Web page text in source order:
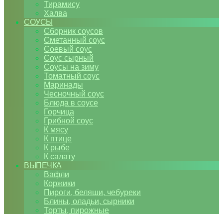
Тирамису
Халва
СОУСЫ
Сборник соусов
Сметанный соус
Соевый соус
Соус сырный
Соусы на зиму
Томатный соус
Маринады
Чесночный соус
Блюда в соусе
Горчица
Грибной соус
К мясу
К птице
К рыбе
К салату
ВЫПЕЧКА
Вафли
Коржики
Пироги, беляши, чебуреки
Блины, оладьи, сырники
Торты, пирожные